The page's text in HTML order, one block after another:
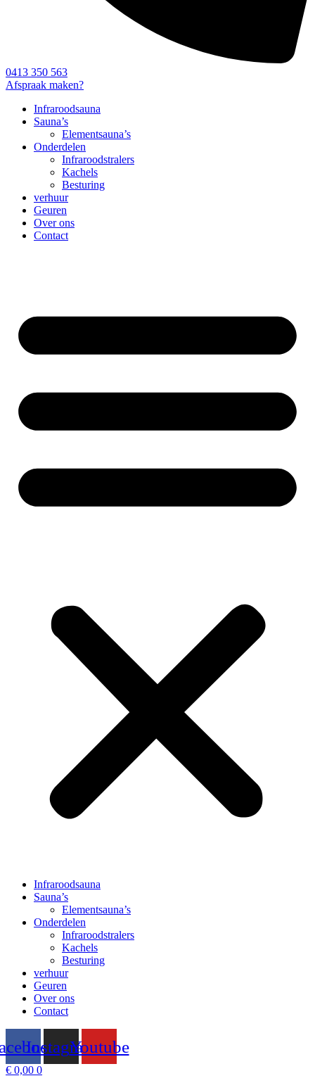
0413 350 563
Afspraak maken?
Infraroodsauna
Sauna’s
Elementsauna’s
Onderdelen
Infraroodstralers
Kachels
Besturing
verhuur
Geuren
Over ons
Contact
Infraroodsauna
Sauna’s
Elementsauna’s
Onderdelen
Infraroodstralers
Kachels
Besturing
verhuur
Geuren
Over ons
Contact
InstagramYoutube
€ 0,00 0